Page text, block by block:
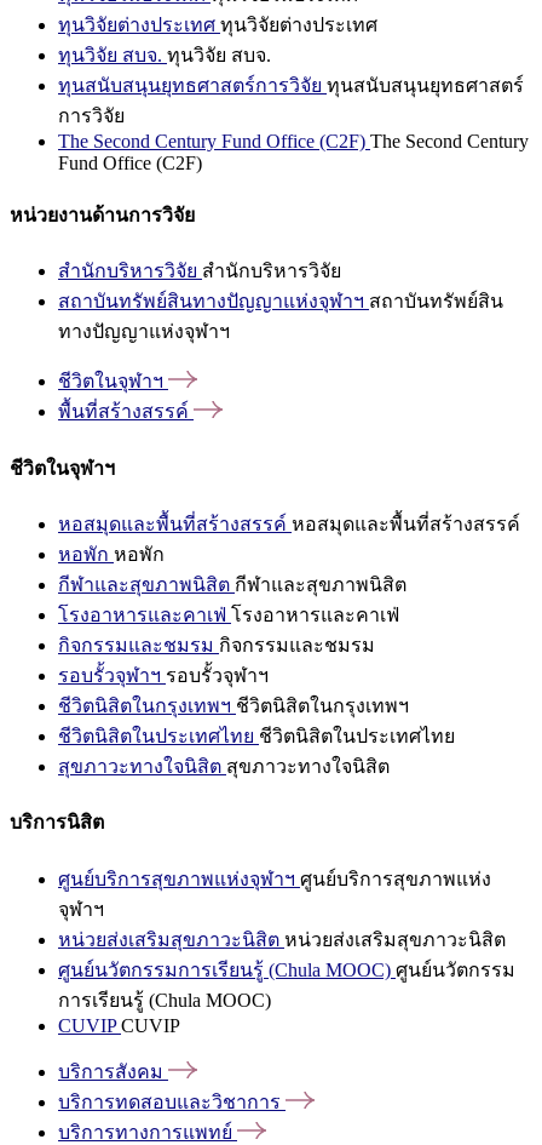
ทุนวิจัยต่างประเทศ ทุนวิจัยต่างประเทศ
ทุนวิจัย สบจ. ทุนวิจัย สบจ.
ทุนสนับสนุนยุทธศาสตร์การวิจัย ทุนสนับสนุนยุทธศาสตร์
การวิจัย
The Second Century Fund Office (C2F) The Second Century
Fund Office (C2F)
หน่วยงานด้านการวิจัย
สำนักบริหารวิจัย สำนักบริหารวิจัย
สถาบันทรัพย์สินทางปัญญาแห่งจุฬาฯ สถาบันทรัพย์สิน
ทางปัญญาแห่งจุฬาฯ
ชีวิตในจุฬาฯ
พื้นที่สร้างสรรค์
ชีวิตในจุฬาฯ
หอสมุดและพื้นที่สร้างสรรค์ หอสมุดและพื้นที่สร้างสรรค์
หอพัก หอพัก
กีฬาและสุขภาพนิสิต กีฬาและสุขภาพนิสิต
โรงอาหารและคาเฟ่ โรงอาหารและคาเฟ่
กิจกรรมและชมรม กิจกรรมและชมรม
รอบรั้วจุฬาฯ รอบรั้วจุฬาฯ
ชีวิตนิสิตในกรุงเทพฯ ชีวิตนิสิตในกรุงเทพฯ
ชีวิตนิสิตในประเทศไทย ชีวิตนิสิตในประเทศไทย
สุขภาวะทางใจนิสิต สุขภาวะทางใจนิสิต
บริการนิสิต
ศูนย์บริการสุขภาพแห่งจุฬาฯ ศูนย์บริการสุขภาพแห่ง
จุฬาฯ
หน่วยส่งเสริมสุขภาวะนิสิต หน่วยส่งเสริมสุขภาวะนิสิต
ศูนย์นวัตกรรมการเรียนรู้ (Chula MOOC) ศูนย์นวัตกรรม
การเรียนรู้ (Chula MOOC)
CUVIPCUVIP
บริการสังคม
บริการทดสอบและวิชาการ
บริการทางการแพทย์